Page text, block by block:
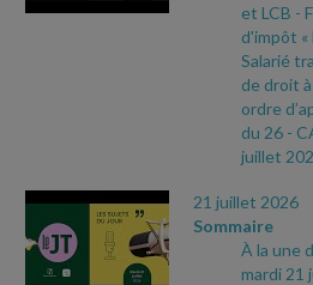
et LCB -
d'impôt
Salarié
de droit
ordre
du 26 -
juillet
21 juillet 2026
Sommaire
À la une
mardi 21